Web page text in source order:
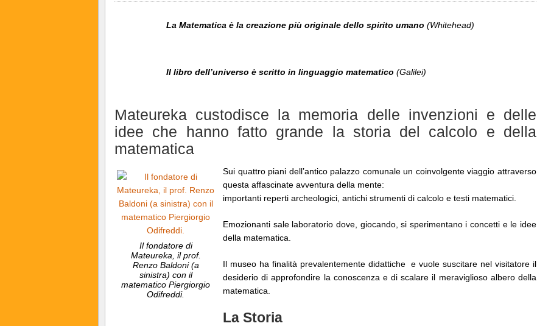
La Matematica è la creazione più originale dello spirito umano (Whitehead)
Il libro dell’universo è scritto in linguaggio matematico (Galilei)
Mateureka custodisce la memoria delle invenzioni e delle
idee che hanno fatto grande la storia del calcolo e della
matematica
Il fondatore di
Mateureka, il prof.
Renzo Baldoni (a
sinistra) con il
matematico Piergiorgio
Odifreddi.
Sui quattro piani dell’antico palazzo comunale un coinvolgente viaggio attraverso
questa affascinate avventura della mente:
importanti reperti archeologici, antichi strumenti di calcolo e testi matematici.
Emozionanti sale laboratorio dove, giocando, si sperimentano i concetti e le idee
della matematica.
Il museo ha finalità prevalentemente didattiche e vuole suscitare nel visitatore il
desiderio di approfondire la conoscenza e di scalare il meraviglioso albero della
matematica.
La Storia